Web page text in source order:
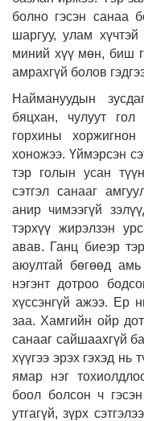
болно гэсэн санаа
шаргуу, улам
миний хүү мөн, биш
амрахгүй болов
Наймануудын
бяцхан, чулуут
горхины
хоножээ. Үймэрсэн
тэр голын усан
сэтгэл санааг
анир чимээгүй
тэрхүү жирэлзэн
авав. Ганц биеэр
аюултай бөгөөд амь
нэгэнт дотроо
хүссэнгүй ажээ. Ер
заа. Хамгийн ойр
санааг сайшаахгүй
хүүгээ эрэх гэхэд нь
ямар нэг
боол болсон ч
утгагүй, зүрх